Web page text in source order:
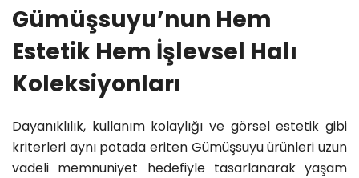
Gümüşsuyu’nun Hem
Estetik Hem İşlevsel Halı
Koleksiyonları
Dayanıklılık, kullanım kolaylığı ve görsel estetik gibi
kriterleri aynı potada eriten Gümüşsuyu ürünleri uzun
vadeli memnuniyet hedefiyle tasarlanarak yaşam